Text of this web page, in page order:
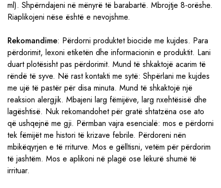
ml). Shpërndajeni në mënyrë të barabartë. Mbrojtje 8-orëshe.
Riaplikojeni nëse është e nevojshme.
Rekomandime: Përdorni produktet biocide me kujdes. Para
përdorimit, lexoni etiketën dhe informacionin e produktit. Lani
duart plotësisht pas përdorimit. Mund të shkaktojë acarim të
rëndë të syve. Në rast kontakti me sytë: Shpërlani me kujdes
me ujë të pastër për disa minuta. Mund të shkaktojë një
reaksion alergjik. Mbajeni larg fëmijëve, larg nxehtësisë dhe
lagështisë. Nuk rekomandohet për gratë shtatzëna ose ato
që ushqejnë me gji. Përmban vajra esencialë: mos e përdorni
tek fëmijët me histori të krizave febrile. Përdoreni nën
mbikëqyrjen e të rriturve. Mos e gëlltisni, vetëm për përdorim
të jashtëm. Mos e aplikoni në plagë ose lëkurë shumë të
irrituar.